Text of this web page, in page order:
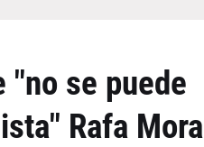
"no se puede
Rafa Mora